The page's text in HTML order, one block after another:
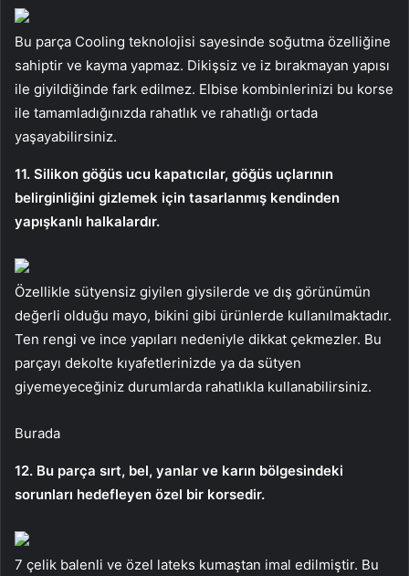
Bu parça Cooling teknolojisi sayesinde soğutma özelliğine
sahiptir ve kayma yapmaz. Dikişsiz ve iz bırakmayan yapısı
ile giyildiğinde fark edilmez. Elbise kombinlerinizi bu korse
ile tamamladığınızda rahatlık ve rahatlığı ortada
yaşayabilirsiniz.
11. Silikon göğüs ucu kapatıcılar, göğüs uçlarının
belirginliğini gizlemek için tasarlanmış kendinden
yapışkanlı halkalardır.
Özellikle sütyensiz giyilen giysilerde ve dış görünümün
değerli olduğu mayo, bikini gibi ürünlerde kullanılmaktadır.
Ten rengi ve ince yapıları nedeniyle dikkat çekmezler. Bu
parçayı dekolte kıyafetlerinizde ya da sütyen
giyemeyeceğiniz durumlarda rahatlıkla kullanabilirsiniz.
Burada
12. Bu parça sırt, bel, yanlar ve karın bölgesindeki
sorunları hedefleyen özel bir korsedir.
7 çelik balenli ve özel lateks kumaştan imal edilmiştir. Bu